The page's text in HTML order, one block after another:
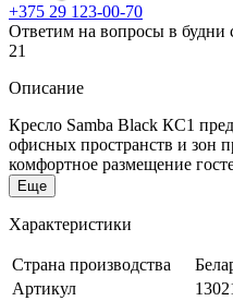
+375 29 123-00-70
Ответим на вопросы в
21
Описание
Кресло Samba Black КС1
офисных пространств и зон
комфортное размещение
Еще
Характеристики
Страна производства
Артикул